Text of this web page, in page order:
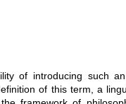
of introducing such
of this term, a